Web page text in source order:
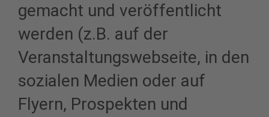
gemacht und veröffentlicht
werden (z.B. auf der
Veranstaltungswebseite, in den
sozialen Medien oder auf
Flyern, Prospekten und